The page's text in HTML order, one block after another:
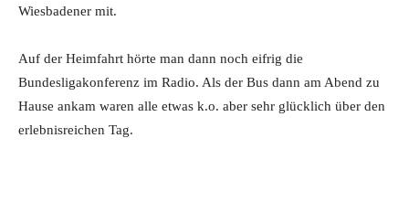
Wiesbadener mit.
Auf der Heimfahrt hörte man dann noch eifrig die
Bundesligakonferenz im Radio. Als der Bus dann am Abend zu
Hause ankam waren alle etwas k.o. aber sehr glücklich über den
erlebnisreichen Tag.